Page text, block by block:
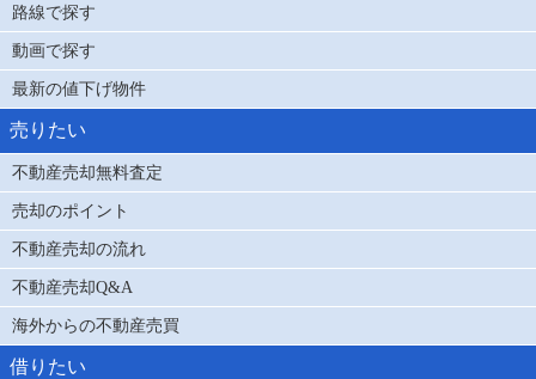
路線で探す
動画で探す
最新の値下げ物件
売りたい
不動産売却無料査定
売却のポイント
不動産売却の流れ
不動産売却Q&A
海外からの不動産売買
借りたい